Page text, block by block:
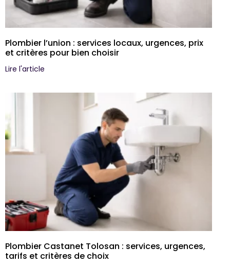
Plombier l’union : services locaux, urgences, prix
et critères pour bien choisir
Lire l'article
Plombier Castanet Tolosan : services, urgences,
tarifs et critères de choix